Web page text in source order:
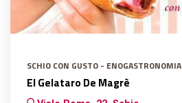
SCHIO CON GUSTO - ENOGASTRONOMIA
El Gelataro De Magrè